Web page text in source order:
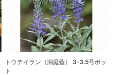
トウテイラン（洞庭藍） 3-3.5号ポッ
ト